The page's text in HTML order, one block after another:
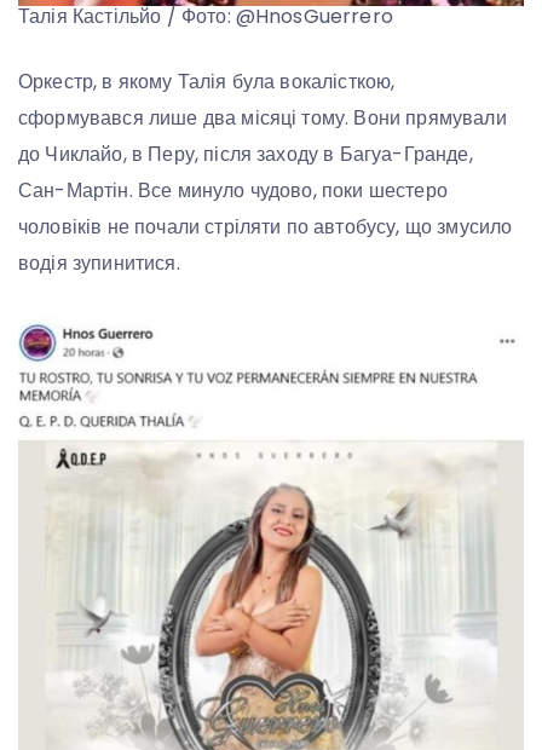
Талія Кастільйо / Фото: @HnosGuerrero
Оркестр, в якому Талія була вокалісткою,
сформувався лише два місяці тому. Вони прямували
до Чиклайо, в Перу, після заходу в Багуа-Гранде,
Сан-Мартін. Все минуло чудово, поки шестеро
чоловіків не почали стріляти по автобусу, що змусило
водія зупинитися.